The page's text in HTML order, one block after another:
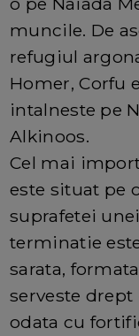
muncile. De
refugiul
Homer, Corfu
intalneste pe
Alkinoos.
Cel mai
este situat pe
suprafetei
terminatie
sarata,
serveste
odata cu